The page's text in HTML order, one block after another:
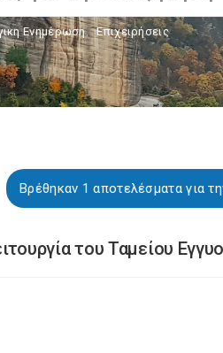
Ενημέρωση, Επιχειρήσεις
Βρέθηκαν 1 αποτελέσματα για
του Ταμείου